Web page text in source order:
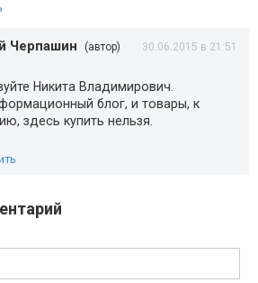
Черпашин (автор) 30.06.2015 в 21:51
Никита Владимирович.
блог, и товары, к
здесь купить нельзя.